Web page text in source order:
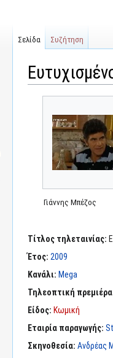
πλοήγηση
αναζήτηση
Γιάννης Μπέζος
Τίτλος τηλεταινίας:
Έτος: 2009
Κανάλι: Mega
Τηλεοπτική
Είδος: Κωμική
Εταιρία παραγωγής:
Σκηνοθεσία: Ανδρέας
Σελίδα Συζήτηση